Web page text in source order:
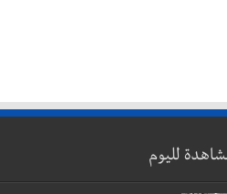
لليوم